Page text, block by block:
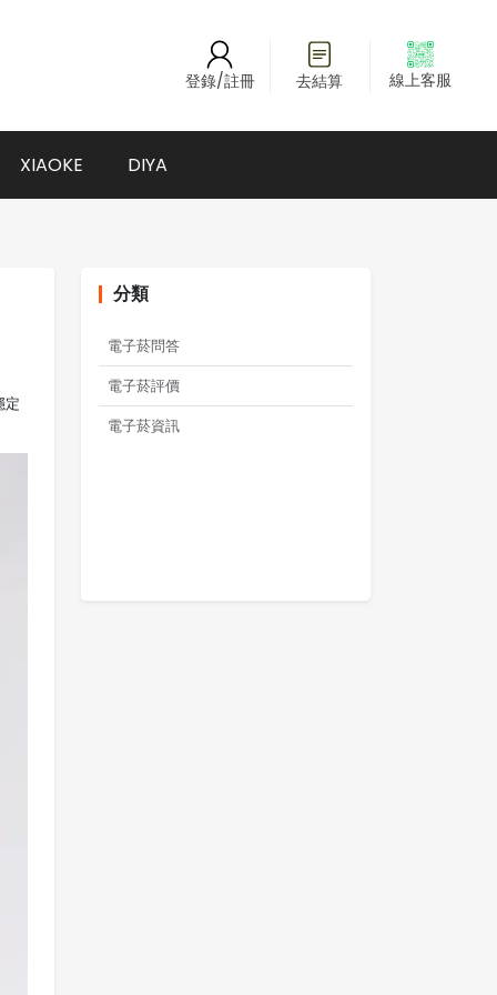
登錄/註冊 去結算 線上客服
XIAOKE DIYA
定
分類
電子菸問答
電子菸評價
電子菸資訊